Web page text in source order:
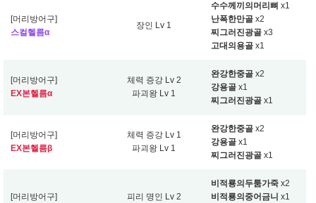
[머리방어구]
스컬헬름α
장인 Lv 1
수수께끼의머리뼈 x1
난폭한만골 x2
찌그러진광골 x3
고대의용골 x1
[머리방어구]
EX본헬름α
체력 증강 Lv 2
파괴왕 Lv 1
완강한중골 x2
강용골 x1
찌그러진광골 x1
[머리방어구]
EX본헬름β
체력 증강 Lv 1
파괴왕 Lv 1
완강한중골 x2
강용골 x1
찌그러진광골 x1
[머리방어구]
피리 명인 Lv 2
비적룡의두툼가죽 x2
비적룡의중어금니 x1